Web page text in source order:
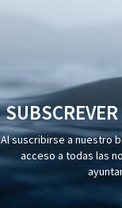
Al suscribirse a nuestro
acceso a todas las